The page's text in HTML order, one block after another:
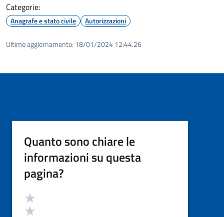
Categorie:
Anagrafe e stato civile Autorizzazioni
Ultimo aggiornamento: 18/01/2024 12:44.26
Quanto sono chiare le
informazioni su questa
pagina?
Valutazione